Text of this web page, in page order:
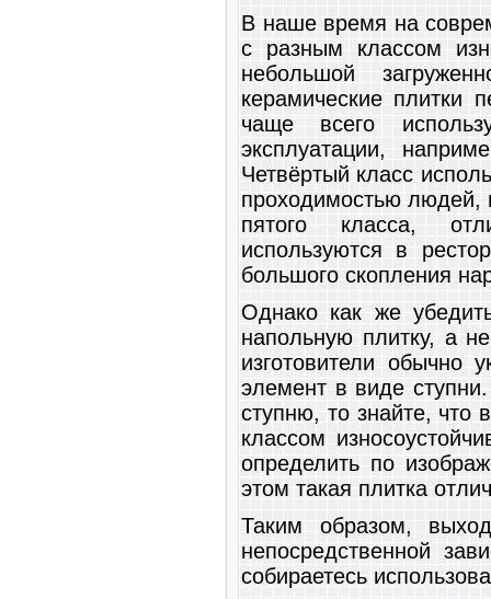
В наше время на
с разным классом
небольшой
керамические плитки
чаще всего
эксплуатации,
Четвёртый класс
проходимостью людей,
пятого класса,
используются в
большого скопления
Однако как же
напольную плитку, а
изготовители обычно
элемент в виде
ступню, то знайте, что
классом
определить по
этом такая плитка
Таким образом,
непосредственной
собираетесь